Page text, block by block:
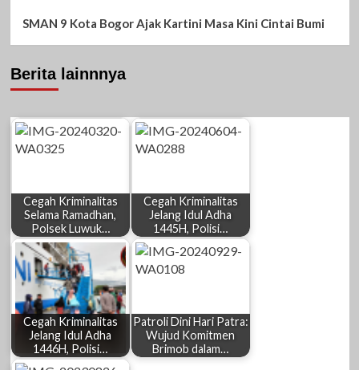
SMAN 9 Kota Bogor Ajak Kartini Masa Kini Cintai Bumi
Berita lainnnya
Cegah Kriminalitas
Selama Ramadhan,
Polsek Luwuk…
Cegah Kriminalitas
Jelang Idul Adha
1445H, Polisi…
Cegah Kriminalitas
Jelang Idul Adha
1446H, Polisi…
Patroli Dini Hari Patra:
Wujud Komitmen
Brimob dalam…